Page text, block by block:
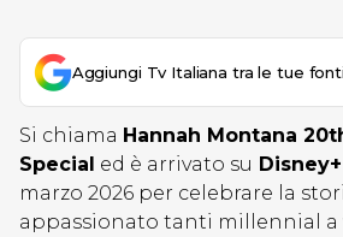
Aggiungi Tv Italiana tra le tue
Si chiama Hannah Montana
Special ed è arrivato su Disney+
marzo 2026 per celebrare la
appassionato tanti millennial a